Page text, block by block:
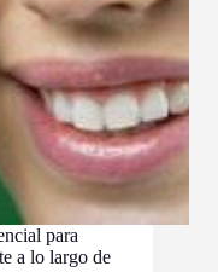
para
a lo largo de